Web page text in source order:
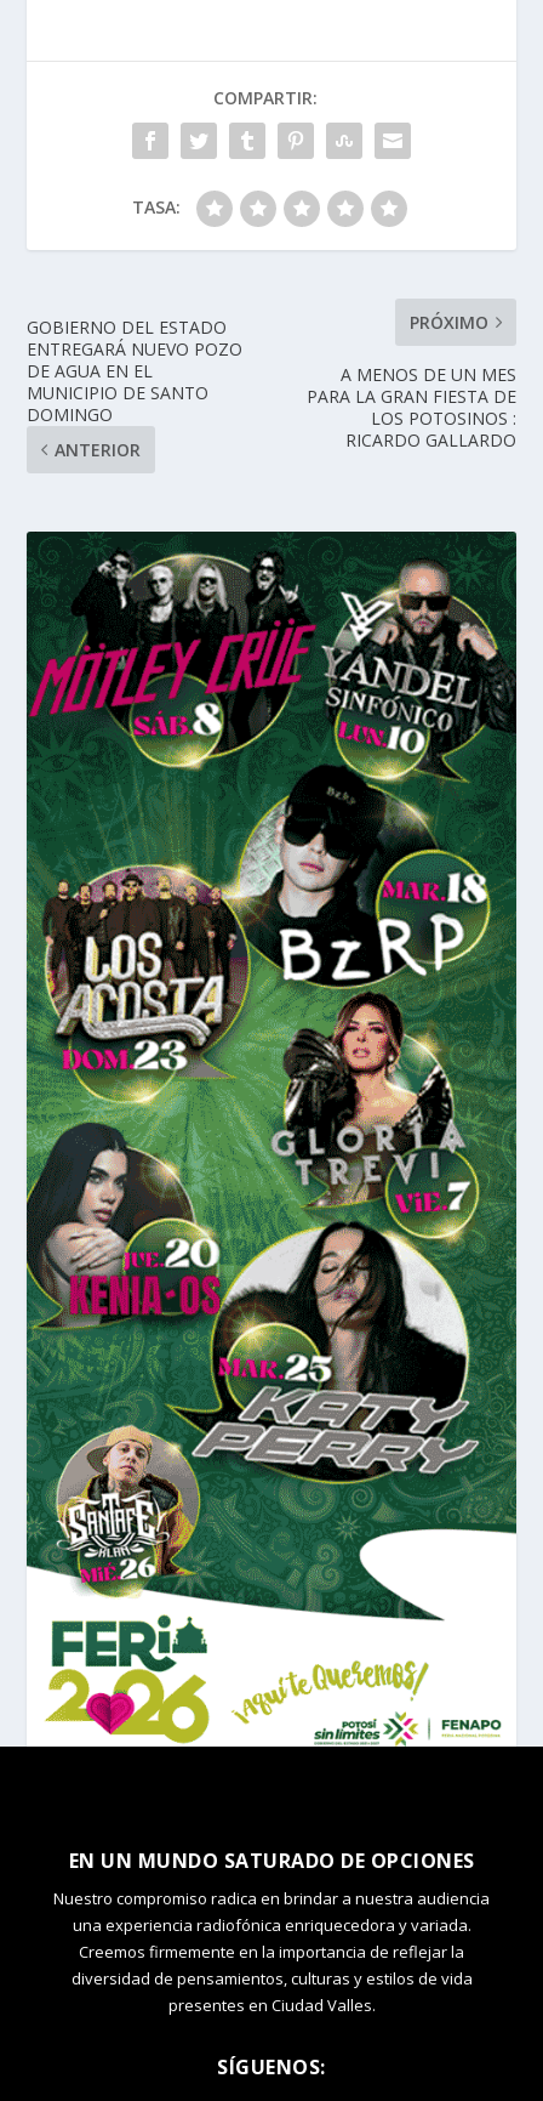
COMPARTIR:
TASA:
GOBIERNO DEL ESTADO
ENTREGARÁ NUEVO POZO
DE AGUA EN EL
MUNICIPIO DE SANTO
DOMINGO
ANTERIOR
PRÓXIMO
A MENOS DE UN MES
PARA LA GRAN FIESTA DE
LOS POTOSINOS :
RICARDO GALLARDO
EN UN MUNDO SATURADO DE OPCIONES
Nuestro compromiso radica en brindar a nuestra audiencia
una experiencia radiofónica enriquecedora y variada.
Creemos firmemente en la importancia de reflejar la
diversidad de pensamientos, culturas y estilos de vida
presentes en Ciudad Valles.
SÍGUENOS: